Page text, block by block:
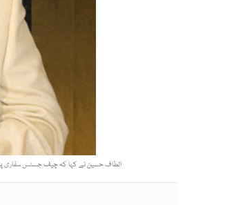
الطاف حسین نے کہا کہ چیف جسٹس سفاری پارک